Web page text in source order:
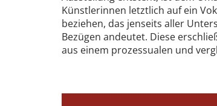
Künstlerinnen letztlich auf ein
beziehen, das jenseits aller
Bezügen andeutet. Diese
aus einem prozessualen und